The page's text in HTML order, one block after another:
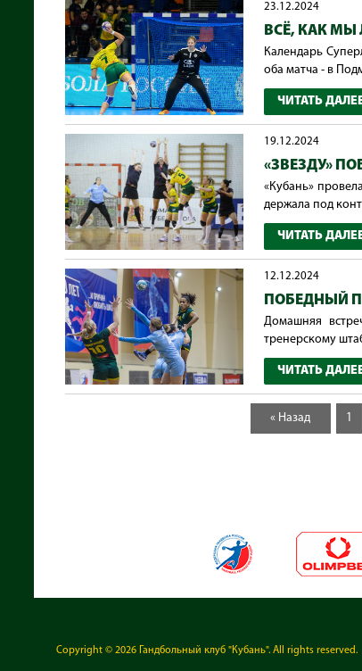
23.12.2024
ВСЁ, КАК
Календарь
оба матча - в
ЧИТАТЬ
19.12.2024
«ЗВЕЗДУ»
«Кубань»
держала под
ЧИТАТЬ
12.12.2024
ПОБЕДНЫЙ
Домашняя
тренерскому
ЧИТАТЬ
« Назад 1
Copyright © 2026 Гандбольный клуб "Кубань". All rights reserved.